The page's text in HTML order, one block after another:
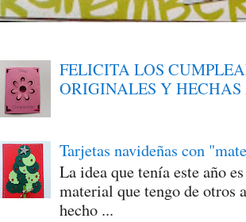
FELICITA LOS
ORIGINALES Y
Tarjetas navideñas con
La idea que tenía este año
material que tengo de otros
hecho ...